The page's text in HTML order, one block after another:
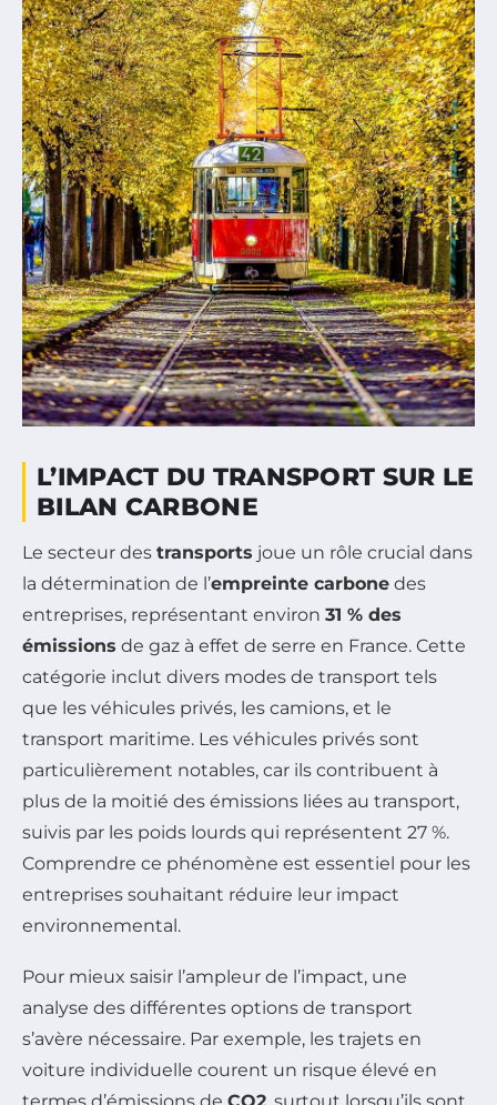
L’IMPACT DU TRANSPORT SUR LE
BILAN CARBONE
Le secteur des transports joue un rôle crucial dans
la détermination de l’empreinte carbone des
entreprises, représentant environ 31 % des
émissions de gaz à effet de serre en France. Cette
catégorie inclut divers modes de transport tels
que les véhicules privés, les camions, et le
transport maritime. Les véhicules privés sont
particulièrement notables, car ils contribuent à
plus de la moitié des émissions liées au transport,
suivis par les poids lourds qui représentent 27 %.
Comprendre ce phénomène est essentiel pour les
entreprises souhaitant réduire leur impact
environnemental.
Pour mieux saisir l’ampleur de l’impact, une
analyse des différentes options de transport
s’avère nécessaire. Par exemple, les trajets en
voiture individuelle courent un risque élevé en